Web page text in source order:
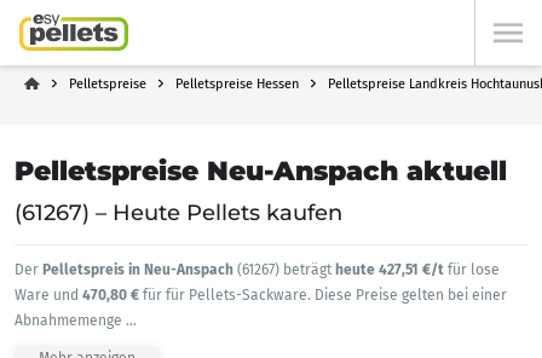
Pelletspreise Pelletspreise Hessen Pelletspreise Landkreis
Pelletspreise Neu-Anspach aktuell
(61267) – Heute Pellets kaufen
Der Pelletspreis in Neu-Anspach (61267) beträgt heute 427,51 €/t für lose
Ware und 470,80 € für für Pellets-Sackware. Diese Preise gelten bei einer
Abnahmemenge ...